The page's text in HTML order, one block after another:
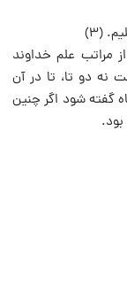
(۳)
مراتب علم خداوند
نه دو تا، تا در آن
گفته شود اگر چنین